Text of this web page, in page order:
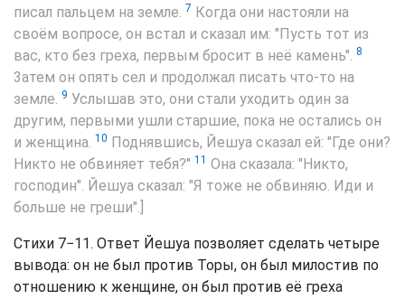
писал пальцем на земле. 7 Когда они настояли на
своём вопросе, он встал и сказал им: "Пусть тот из
вас, кто без греха, первым бросит в неё камень". 8
3атем он опять сел и продолжал писать что-то на
земле. 9 Услышав это, они стали уходить один за
другим, первыми ушли старшие, пока не остались он
и женщина. 10 Поднявшись, Йешуа сказал ей: "Где они?
Никто не обвиняет тебя?" 11 Она сказала: "Никто,
господин". Йешуа сказал: "Я тоже не обвиняю. Иди и
больше не греши".]
Стихи 7−11. Ответ Йешуа позволяет сделать четыре
вывода: он не был против Торы, он был милостив по
отношению к женщине, он был против её греха